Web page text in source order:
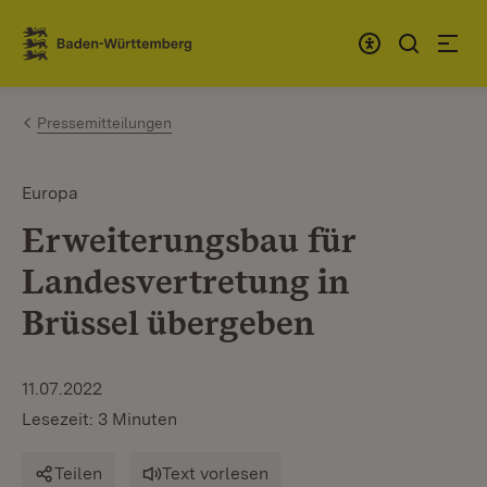
Zum Inhalt springen
Link zur Startseite
Pressemitteilungen
Europa
Erweiterungsbau für
Landesvertretung in
Brüssel übergeben
11.07.2022
Lesezeit: 3 Minuten
Teilen Text vorlesen